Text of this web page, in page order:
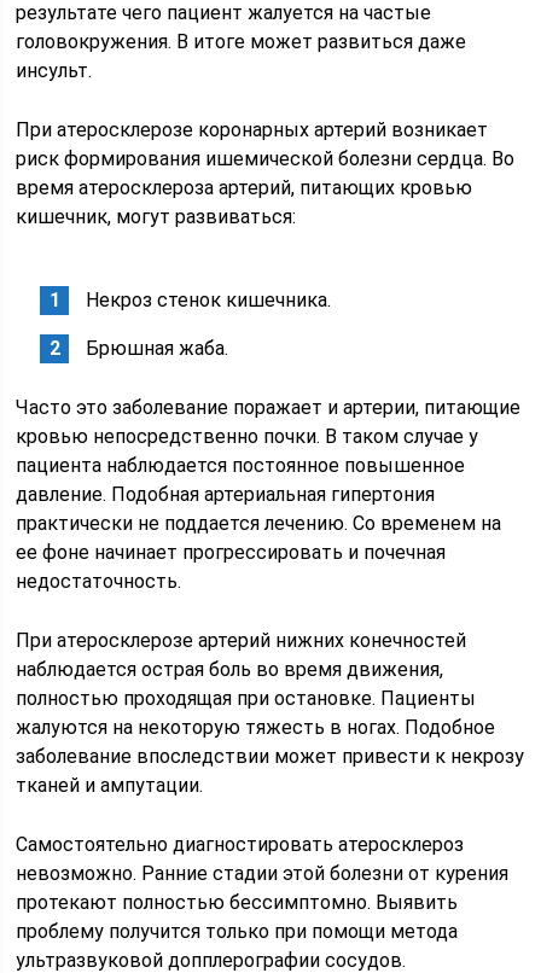
результате чего пациент жалуется на частые
головокружения. В итоге может развиться даже
инсульт.
При атеросклерозе коронарных артерий возникает
риск формирования ишемической болезни сердца. Во
время атеросклероза артерий, питающих кровью
кишечник, могут развиваться:
Некроз стенок кишечника.
Брюшная жаба.
Часто это заболевание поражает и артерии, питающие
кровью непосредственно почки. В таком случае у
пациента наблюдается постоянное повышенное
давление. Подобная артериальная гипертония
практически не поддается лечению. Со временем на
ее фоне начинает прогрессировать и почечная
недостаточность.
При атеросклерозе артерий нижних конечностей
наблюдается острая боль во время движения,
полностью проходящая при остановке. Пациенты
жалуются на некоторую тяжесть в ногах. Подобное
заболевание впоследствии может привести к некрозу
тканей и ампутации.
Самостоятельно диагностировать атеросклероз
невозможно. Ранние стадии этой болезни от курения
протекают полностью бессимптомно. Выявить
проблему получится только при помощи метода
ультразвуковой допплерографии сосудов.